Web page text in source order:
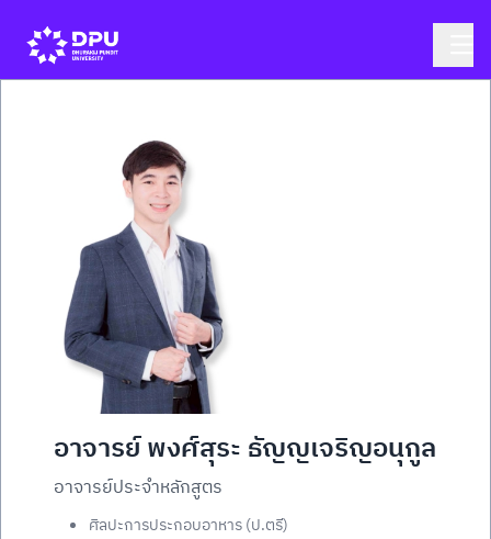
อาจารย์ พงศ์สุระ ธัญญเจริญอนุกูล
อาจารย์ประจำหลักสูตร
ศิลปะการประกอบอาหาร (ป.ตรี)